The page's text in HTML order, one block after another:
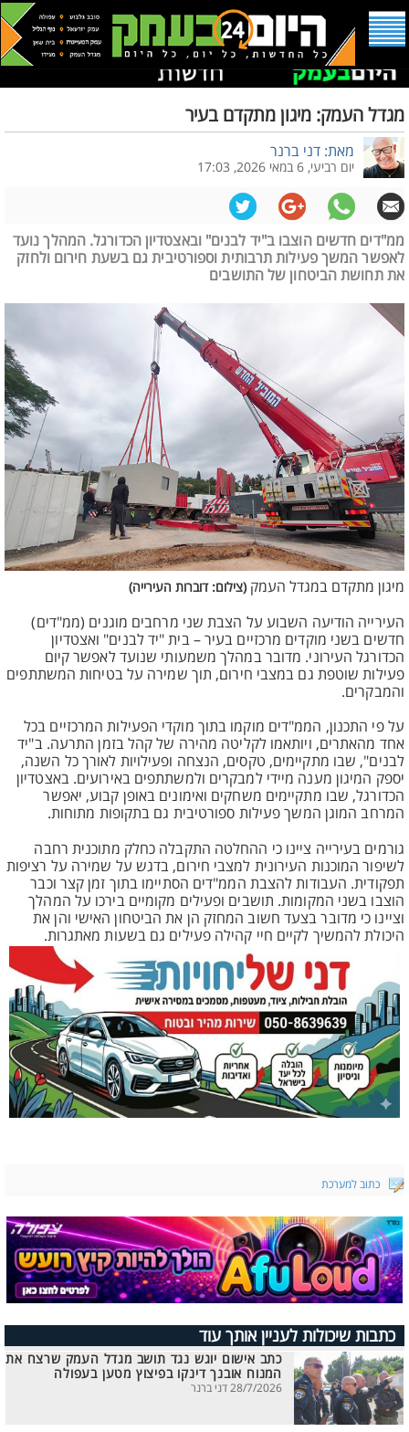
מגדל העמק: מיגון מתקדם בעיר
מאת: דני ברנר
יום רביעי, 6 במאי 2026, 17:03
ממ"דים חדשים הוצבו ב"יד לבנים" ובאצטדיון הכדורגל. המהלך נועד
לאפשר המשך פעילות תרבותית וספורטיבית גם בשעת חירום ולחזק
את תחושת הביטחון של התושבים
מיגון מתקדם במגדל העמק (צילום: דוברות העירייה)
העירייה הודיעה השבוע על הצבת שני מרחבים מוגנים (ממ"דים)
חדשים בשני מוקדים מרכזיים בעיר – בית "יד לבנים" ואצטדיון
הכדורגל העירוני. מדובר במהלך משמעותי שנועד לאפשר קיום
פעילות שוטפת גם במצבי חירום, תוך שמירה על בטיחות המשתתפים
והמבקרים.
על פי התכנון, הממ"דים מוקמו בתוך מוקדי הפעילות המרכזיים בכל
אחד מהאתרים, ויותאמו לקליטה מהירה של קהל בזמן התרעה. ב"יד
לבנים", שבו מתקיימים, טקסים, הנצחה ופעילויות לאורך כל השנה,
יספק המיגון מענה מיידי למבקרים ולמשתתפים באירועים. באצטדיון
הכדורגל, שבו מתקיימים משחקים ואימונים באופן קבוע, יאפשר
המרחב המוגן המשך פעילות ספורטיבית גם בתקופות מתוחות.
גורמים בעירייה ציינו כי ההחלטה התקבלה כחלק מתוכנית רחבה
לשיפור המוכנות העירונית למצבי חירום, בדגש על שמירה על רציפות
תפקודית. העבודות להצבת הממ"דים הסתיימו בתוך זמן קצר וכבר
הוצבו בשני המקומות. תושבים ופעילים מקומיים בירכו על המהלך
וציינו כי מדובר בצעד חשוב המחזק הן את הביטחון האישי והן את
היכולת להמשיך לקיים חיי קהילה פעילים גם בשעות מאתגרות.
כתוב למערכת
כתבות שיכולות לעניין אותך עוד
כתב אישום יוגש נגד תושב מגדל העמק שרצח את
המנוח אובנך דינקו בפיצוץ מטען בעפולה
28/7/2026 דני ברנר